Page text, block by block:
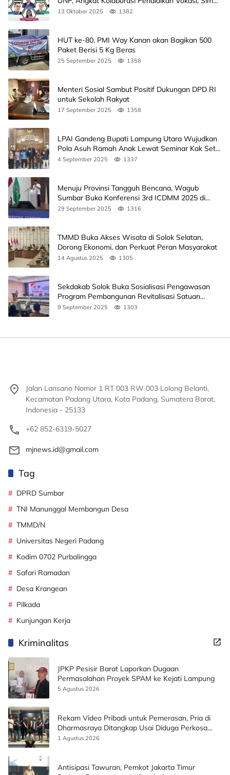
Agendanya
13 Oktober 2025 1382
HUT ke-80, PMI Way Kanan akan Bagikan 500
Paket Berisi 5 Kg Beras
25 September 2025 1358
Menteri Sosial Sambut Positif Dukungan DPD RI
untuk Sekolah Rakyat
17 September 2025 1358
LPAI Gandeng Bupati Lampung Utara Wujudkan
Pola Asuh Ramah Anak Lewat Seminar Kak Seto,
Ini Jadwalnya
4 September 2025 1337
Menuju Provinsi Tangguh Bencana, Wagub
Sumbar Buka Konferensi 3rd ICDMM 2025 di
Unand
29 September 2025 1316
TMMD Buka Akses Wisata di Solok Selatan,
Dorong Ekonomi, dan Perkuat Peran Masyarakat
14 Agustus 2025 1305
Sekdakab Solok Buka Sosialisasi Pengawasan
Program Pembangunan Revitalisasi Satuan
Pendidikan
9 September 2025 1303
Jalan Lansano Nomor 1 RT 003 RW 003 Lolong Belanti,
Kecamatan Padang Utara, Kota Padang, Sumatera Barat,
Indonesia - 25133
+62 852-6319-5027
mjnews.id@gmail.com
Tag
DPRD Sumbar
TNI Manunggal Membangun Desa
TMMD/N
Universitas Negeri Padang
Kodim 0702 Purbalingga
Safari Ramadan
Desa Krangean
Pilkada
Kunjungan Kerja
Kriminalitas
JPKP Pesisir Barat Laporkan Dugaan
Permasalahan Proyek SPAM ke Kejati Lampung
5 Agustus 2026
Rekam Video Pribadi untuk Pemerasan, Pria di
Dharmasraya Ditangkap Usai Diduga Perkosa
Korban
1 Agustus 2026
Antisipasi Tawuran, Pemkot Jakarta Timur